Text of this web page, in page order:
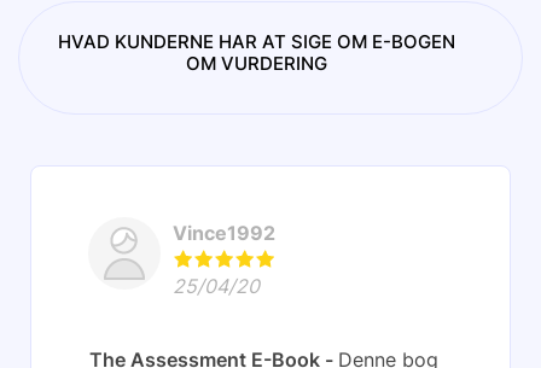
HVAD KUNDERNE HAR AT SIGE OM E-BOGEN
OM VURDERING
Vince1992
25/04/20
The Assessment E-Book
Denne bog